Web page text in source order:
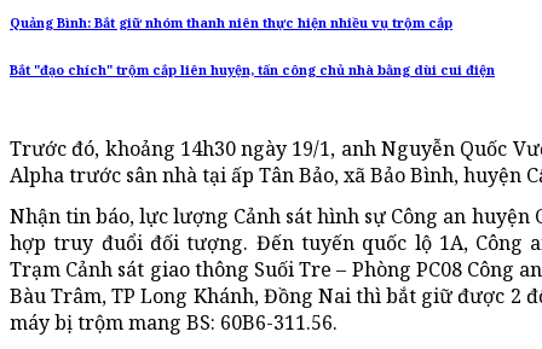
Quảng Bình: Bắt giữ nhóm thanh niên thực hiện nhiều vụ trộm cắp
Bắt "đạo chích" trộm cắp liên huyện, tấn công chủ nhà bằng dùi cui điện
Trước đó, khoảng 14h30 ngày 19/1, anh Nguyễn Quốc
Alpha trước sân nhà tại ấp Tân Bảo, xã Bảo Bình, huyện
Nhận tin báo, lực lượng Cảnh sát hình sự Công an huyện
hợp truy đuổi đối tượng. Đến tuyến quốc lộ 1A, Công
Trạm Cảnh sát giao thông Suối Tre – Phòng PC08
Bàu Trâm, TP Long Khánh, Đồng Nai thì bắt giữ được 2
máy bị trộm mang BS: 60B6-311.56.